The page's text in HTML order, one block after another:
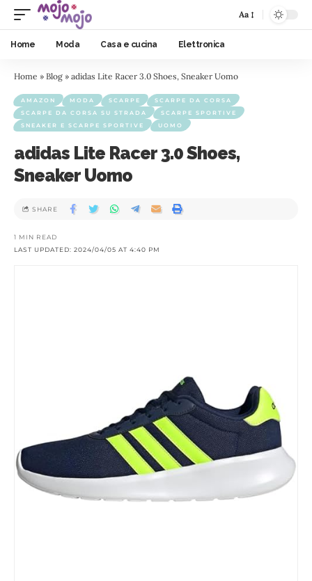
Aa
Home Moda Casa e cucina Elettronica
Home » Blog » adidas Lite Racer 3.0 Shoes, Sneaker Uomo
AMAZON MODA SCARPE
SCARPE DA CORSA
SCARPE DA CORSA SU STRADA
SCARPE SPORTIVE
SNEAKER E SCARPE SPORTIVE
UOMO
adidas Lite Racer 3.0 Shoes,
Sneaker Uomo
LAST UPDATED: 2024/04/05 AT 4:40 PM
1 MIN READ
SHARE